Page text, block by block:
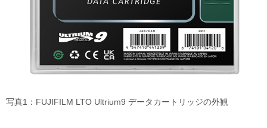
写真1：FUJIFILM LTO Ultrium9 データカートリッジの外観